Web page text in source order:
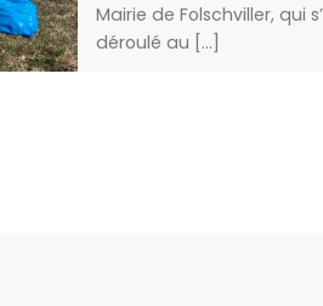
Mairie de Folschviller, qui
déroulé au […]